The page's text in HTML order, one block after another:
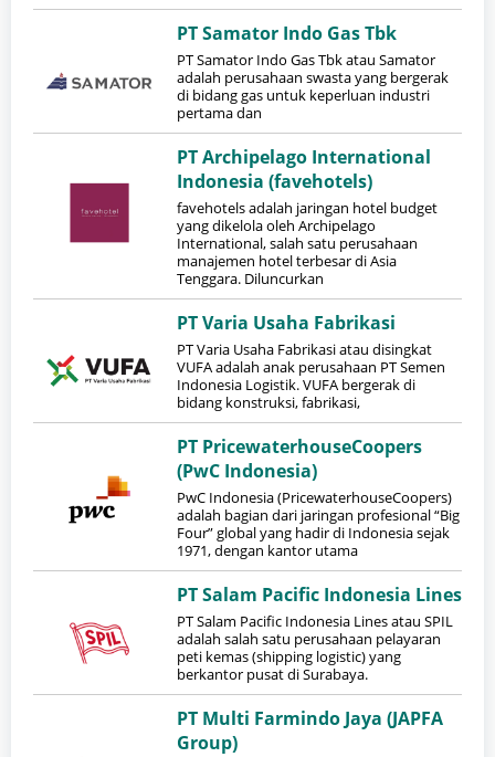
PT Samator Indo Gas Tbk
PT Samator Indo Gas Tbk atau Samator
adalah perusahaan swasta yang bergerak
di bidang gas untuk keperluan industri
pertama dan
PT Archipelago International
Indonesia (favehotels)
favehotels adalah jaringan hotel budget
yang dikelola oleh Archipelago
International, salah satu perusahaan
manajemen hotel terbesar di Asia
Tenggara. Diluncurkan
PT Varia Usaha Fabrikasi
PT Varia Usaha Fabrikasi atau disingkat
VUFA adalah anak perusahaan PT Semen
Indonesia Logistik. VUFA bergerak di
bidang konstruksi, fabrikasi,
PT PricewaterhouseCoopers
(PwC Indonesia)
PwC Indonesia (PricewaterhouseCoopers)
adalah bagian dari jaringan profesional “Big
Four” global yang hadir di Indonesia sejak
1971, dengan kantor utama
PT Salam Pacific Indonesia Lines
PT Salam Pacific Indonesia Lines atau SPIL
adalah salah satu perusahaan pelayaran
peti kemas (shipping logistic) yang
berkantor pusat di Surabaya.
PT Multi Farmindo Jaya (JAPFA
Group)